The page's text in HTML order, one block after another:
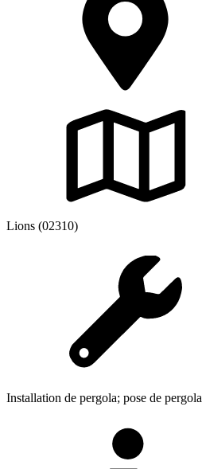
Lions (02310)
Installation de pergola; pose de